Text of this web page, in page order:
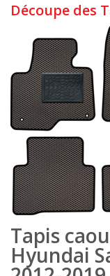
Découpe des
Tapis
Hyundai